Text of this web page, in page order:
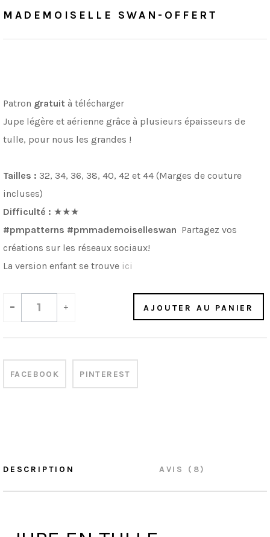
MADEMOISELLE SWAN-OFFERT
Patron gratuit à télécharger
Jupe légère et aérienne grâce à plusieurs épaisseurs de
tulle, pour nous les grandes !
Tailles : 32, 34, 36, 38, 40, 42 et 44 (Marges de couture
incluses)
Difficulté : ★★★
#pmpatterns #pmmademoiselleswan Partagez vos
créations sur les réseaux sociaux!
La version enfant se trouve ici
- + AJOUTER AU PANIER
FACEBOOK PINTEREST
DESCRIPTION AVIS (8)